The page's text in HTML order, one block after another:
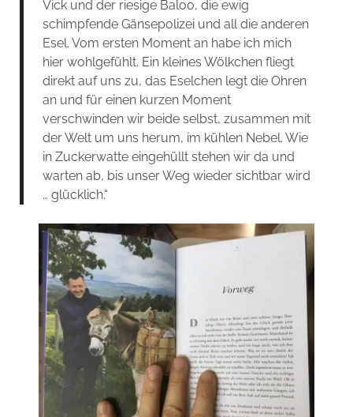
Vick und der riesige Baloo, die ewig
schimpfende Gänsepolizei und all die anderen
Esel. Vom ersten Moment an habe ich mich
hier wohlgefühlt. Ein kleines Wölkchen fliegt
direkt auf uns zu, das Eselchen legt die Ohren
an und für einen kurzen Moment
verschwinden wir beide selbst, zusammen mit
der Welt um uns herum, im kühlen Nebel. Wie
in Zuckerwatte eingehüllt stehen wir da und
warten ab, bis unser Weg wieder sichtbar wird
… glücklich.“